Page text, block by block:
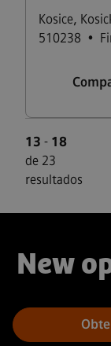
Kosice,
510238 •
13 - 18
de 23
resultados
New